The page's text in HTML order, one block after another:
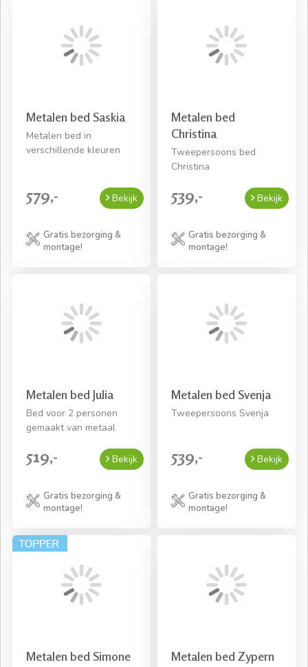
Metalen bed Saskia
Metalen bed in
verschillende kleuren
579,- Bekijk
Gratis bezorging &
montage!
Metalen bed
Christina
Tweepersoons bed
Christina
539,- Bekijk
Gratis bezorging &
montage!
Metalen bed Julia
Bed voor 2 personen
gemaakt van metaal
519,- Bekijk
Gratis bezorging &
montage!
Metalen bed Svenja
Tweepersoons Svenja
539,- Bekijk
Gratis bezorging &
montage!
Metalen bed Simone Metalen bed Zypern